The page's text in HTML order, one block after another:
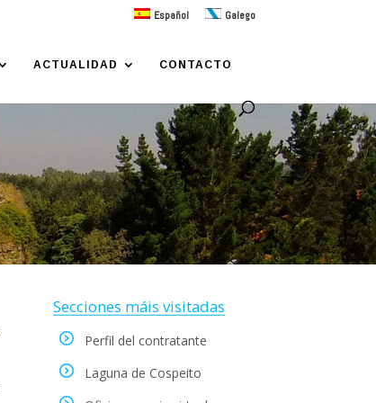
Español Galego
ACTUALIDAD CONTACTO
Secciones máis visitadas
Perfil del contratante
Laguna de Cospeito